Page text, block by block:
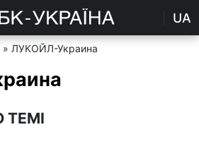
UA
» ЛУКОЙЛ-Украина
ТЕМІ